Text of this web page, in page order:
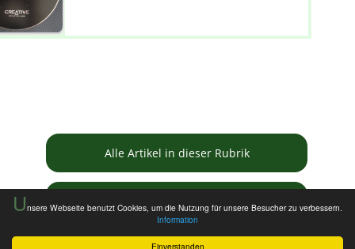
Einverstanden
Unsere Webseite benutzt Cookies, um die Nutzung für unsere Besucher zu verbessern.
Information
Alle Artikel in dieser Rubrik
Informationen zur Tauschbörse